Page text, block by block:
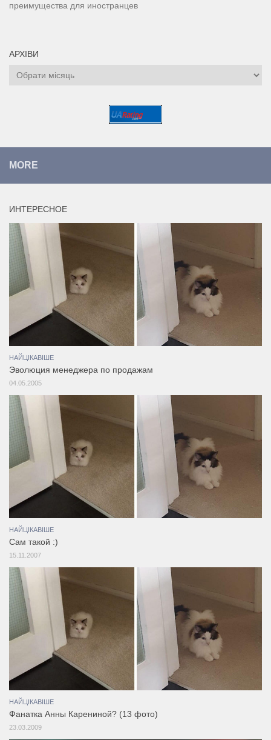
преимущества для иностранцев
АРХІВИ
Архіви
MORE
ИНТЕРЕСНОЕ
НАЙЦІКАВІШЕ
Эволюция менеджера по продажам
04.05.2005
НАЙЦІКАВІШЕ
Cам такой :)
15.11.2007
НАЙЦІКАВІШЕ
Фанатка Анны Карениной? (13 фото)
23.03.2009